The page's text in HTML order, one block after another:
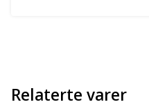
Relaterte varer